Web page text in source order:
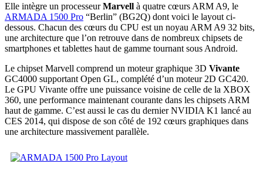
Elle intègre un processeurMarvell à quatre cœurs ARM A9, le
ARMADA 1500 Pro “Berlin” (BG2Q) dont voici le layout ci-
dessous. Chacun des cœurs du CPU est un noyau ARM A9 32 bits,
une architecture que l’on retrouve dans de nombreux chipsets de
smartphones et tablettes haut de gamme tournant sous Android.
Le chipset Marvell comprend un moteur graphique 3D Vivante
GC4000 supportant Open GL, complété d’un moteur 2D GC420.
Le GPU Vivante offre une puissance voisine de celle de la XBOX
360, une performance maintenant courante dans les chipsets ARM
haut de gamme. C’est aussi le cas du dernier NVIDIA K1 lancé au
CES 2014, qui dispose de son côté de 192 cœurs graphiques dans
une architecture massivement parallèle.